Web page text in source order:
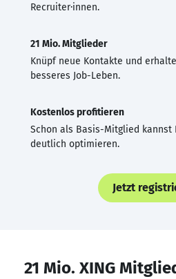
Recruiter·innen.
21 Mio. Mitglieder
Knüpf neue Kontakte und
besseres Job-Leben.
Kostenlos profitieren
Schon als Basis-Mitglied kannst
deutlich optimieren.
Jetzt
21 Mio. XING